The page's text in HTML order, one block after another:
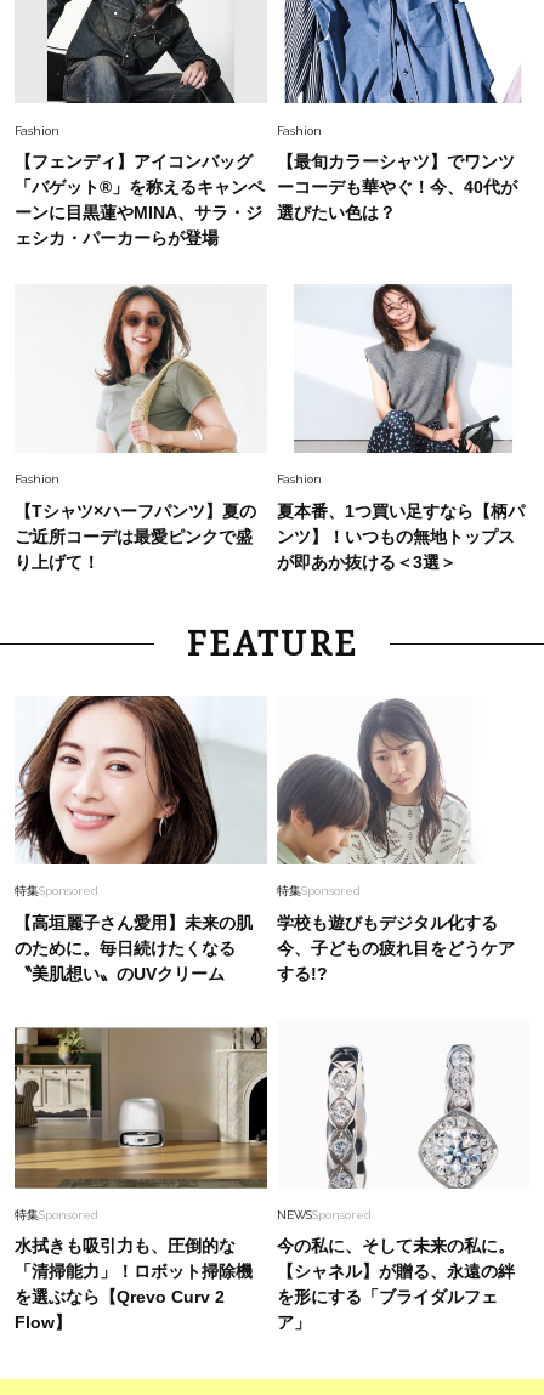
スタイリストが本気で推す！40代がほどよく華
やぐ【甘め黒アイテム】3選
Fashion
【フェンディ】アイコンバッグ
「バゲット®」を称えるキャンペ
ーンに目黒蓮やMINA、サラ・ジ
ェシカ・パーカーらが登場
Fashion
【最旬カラーシャツ】でワンツ
ーコーデも華やぐ！今、40代が
選びたい色は？
Fashion
【Tシャツ×ハーフパンツ】夏の
ご近所コーデは最愛ピンクで盛
り上げて！
Fashion
夏本番、1つ買い足すなら【柄パ
ンツ】！いつもの無地トップス
が即あか抜ける＜3選＞
FEATURE
特集Sponsored
【高垣麗子さん愛用】未来の肌
のために。毎日続けたくなる
〝美肌想い〟のUVクリーム
特集Sponsored
学校も遊びもデジタル化する
今、子どもの疲れ目をどうケア
する!?
特集Sponsored
水拭きも吸引力も、圧倒的な
「清掃能力」！ロボット掃除機
を選ぶなら【Qrevo Curv 2
Flow】
NEWSSponsored
今の私に、そして未来の私に。
【シャネル】が贈る、永遠の絆
を形にする「ブライダルフェ
ア」